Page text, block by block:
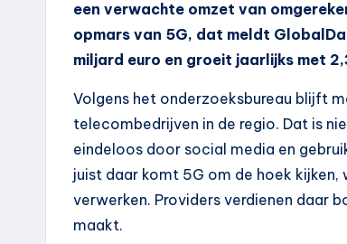
een verwachte omzet van
opmars van 5G, dat meldt
miljard euro en groeit jaarlijks met
Volgens het onderzoeksbureau blijft
telecombedrijven in de regio. Dat is
eindeloos door social media en
juist daar komt 5G om de hoek
verwerken. Providers verdienen daar
maakt.